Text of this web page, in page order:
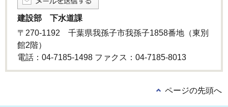
建設部 下水道課
〒270-1192 千葉県我孫子市我孫子1858番地（東別
館2階）
電話：04-7185-1498 ファクス：04-7185-8013
ページの先頭へ